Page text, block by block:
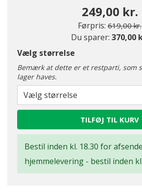
249,00 kr.
Førpris: Pris
619,00 kr.til
Du sparer: 370,00
Vælg størrelse
Bemærk at dette er et restparti, som
lager haves.
Vælg størrelse
TILFØJ TIL KURV
Bestil inden kl. 18.30 for
hjemmelevering - bestil inden